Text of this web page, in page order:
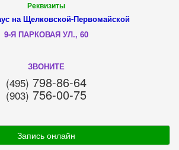
Реквизиты
на Щелковской-Первомайской
9-Я ПАРКОВАЯ УЛ., 60
ЗВОНИТЕ
(495) 798-86-64
(903) 756-00-75
Запись онлайн